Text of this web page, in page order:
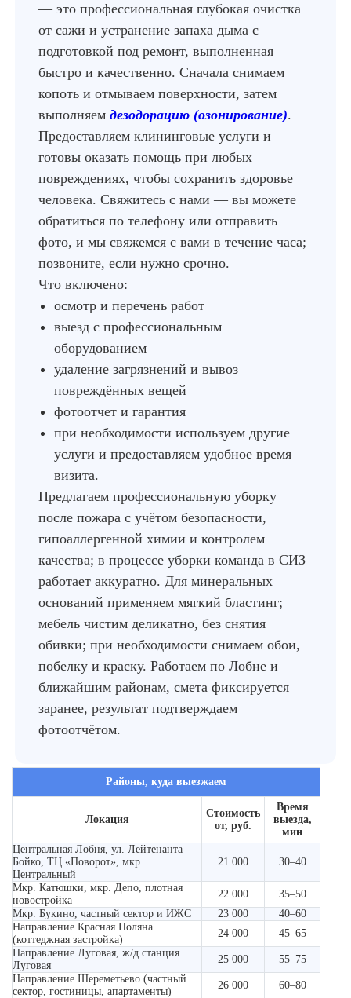
— это профессиональная глубокая очистка
от сажи и устранение запаха дыма с
подготовкой под ремонт, выполненная
быстро и качественно. Сначала снимаем
копоть и отмываем поверхности, затем
выполняем дезодорацию (озонирование).
Предоставляем клининговые услуги и
готовы оказать помощь при любых
повреждениях, чтобы сохранить здоровье
человека. Свяжитесь с нами — вы можете
обратиться по телефону или отправить
фото, и мы свяжемся с вами в течение часа;
позвоните, если нужно срочно.
Что включено:
осмотр и перечень работ
выезд с профессиональным
оборудованием
удаление загрязнений и вывоз
повреждённых вещей
фотоотчет и гарантия
при необходимости используем другие
услуги и предоставляем удобное время
визита.
Предлагаем профессиональную уборку
после пожара с учётом безопасности,
гипоаллергенной химии и контролем
качества; в процессе уборки команда в СИЗ
работает аккуратно. Для минеральных
оснований применяем мягкий бластинг;
мебель чистим деликатно, без снятия
обивки; при необходимости снимаем обои,
побелку и краску. Работаем по Лобне и
ближайшим районам, смета фиксируется
заранее, результат подтверждаем
фотоотчётом.
Районы, куда выезжаем
Локация
Стоимость
от, руб.
Время
выезда,
мин
Центральная Лобня, ул. Лейтенанта
Бойко, ТЦ «Поворот», мкр.
Центральный
21 000 30–40
Мкр. Катюшки, мкр. Депо, плотная
новостройка
22 000
35–50
Мкр. Букино, частный сектор и ИЖС
23 000
40–60
Направление Красная Поляна
(коттеджная застройка)
24 000
45–65
Направление Луговая, ж/д станция
Луговая
25 000
55–75
Направление Шереметьево (частный
сектор, гостиницы, апартаменты)
26 000
60–80